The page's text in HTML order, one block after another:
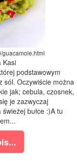
guacamole.html
Kasi
podstawowym
sól. Oczywiście można
jak; cebula, czosnek,
je zazwyczaj
bułce :)A tu